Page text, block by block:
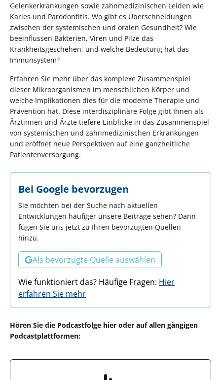
Gelenkerkrankungen sowie zahnmedizinischen Leiden wie
Karies und Parodontitis. Wo gibt es Überschneidungen
zwischen der systemischen und oralen Gesundheit? Wie
beeinflussen Bakterien, Viren und Pilze das
Krankheitsgeschehen, und welche Bedeutung hat das
Immunsystem?
Erfahren Sie mehr über das komplexe Zusammenspiel
dieser Mikroorganismen im menschlichen Körper und
welche Implikationen dies für die moderne Therapie und
Prävention hat. Diese interdisziplinäre Folge gibt Ihnen als
Ärztinnen und Ärzte tiefere Einblicke in das Zusammenspiel
von systemischen und zahnmedizinischen Erkrankungen
und eröffnet neue Perspektiven auf eine ganzheitliche
Patientenversorgung.
Bei Google bevorzugen
Sie möchten bei der Suche nach aktuellen
Entwicklungen häufiger unsere Beiträge sehen? Dann
fügen Sie uns jetzt zu Ihren bevorzugten Quellen
hinzu.
Als bevorzugte Quelle auswählen
Wie funktioniert das? Häufige Fragen: Hier
erfahren Sie mehr
Hören Sie die Podcastfolge hier oder auf allen gängigen
Podcastplattformen: